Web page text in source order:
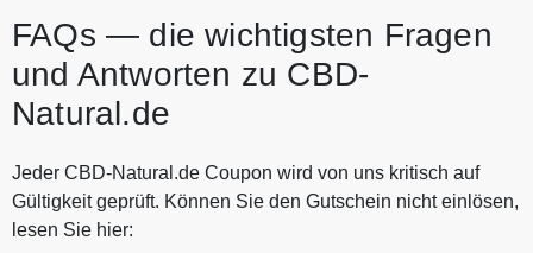
FAQs — die wichtigsten Fragen
und Antworten zu CBD-
Natural.de
Jeder CBD-Natural.de Coupon wird von uns kritisch auf
Gültigkeit geprüft. Können Sie den Gutschein nicht einlösen,
lesen Sie hier: